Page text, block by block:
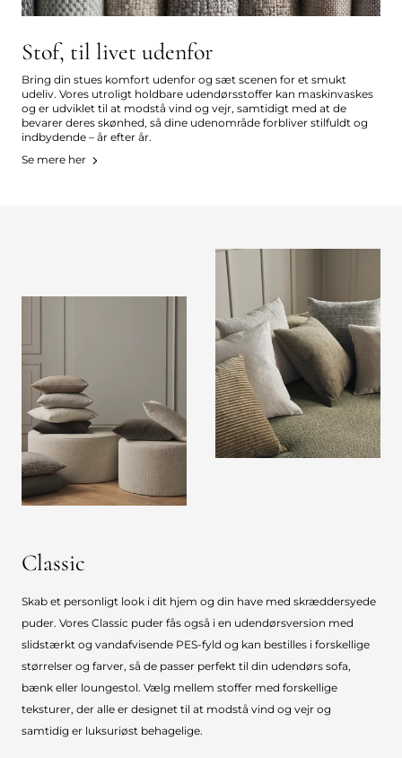
Stof, til livet udenfor
Bring din stues komfort udenfor og sæt scenen for et smukt
udeliv. Vores utroligt holdbare udendørsstoffer kan maskinvaskes
og er udviklet til at modstå vind og vejr, samtidigt med at de
bevarer deres skønhed, så dine udenområde forbliver stilfuldt og
indbydende – år efter år.
Se mere her
Classic
Skab et personligt look i dit hjem og din have med skræddersyede
puder. Vores Classic puder fås også i en udendørsversion med
slidstærkt og vandafvisende PES-fyld og kan bestilles i forskellige
størrelser og farver, så de passer perfekt til din udendørs sofa,
bænk eller loungestol. Vælg mellem stoffer med forskellige
teksturer, der alle er designet til at modstå vind og vejr og
samtidig er luksuriøst behagelige.